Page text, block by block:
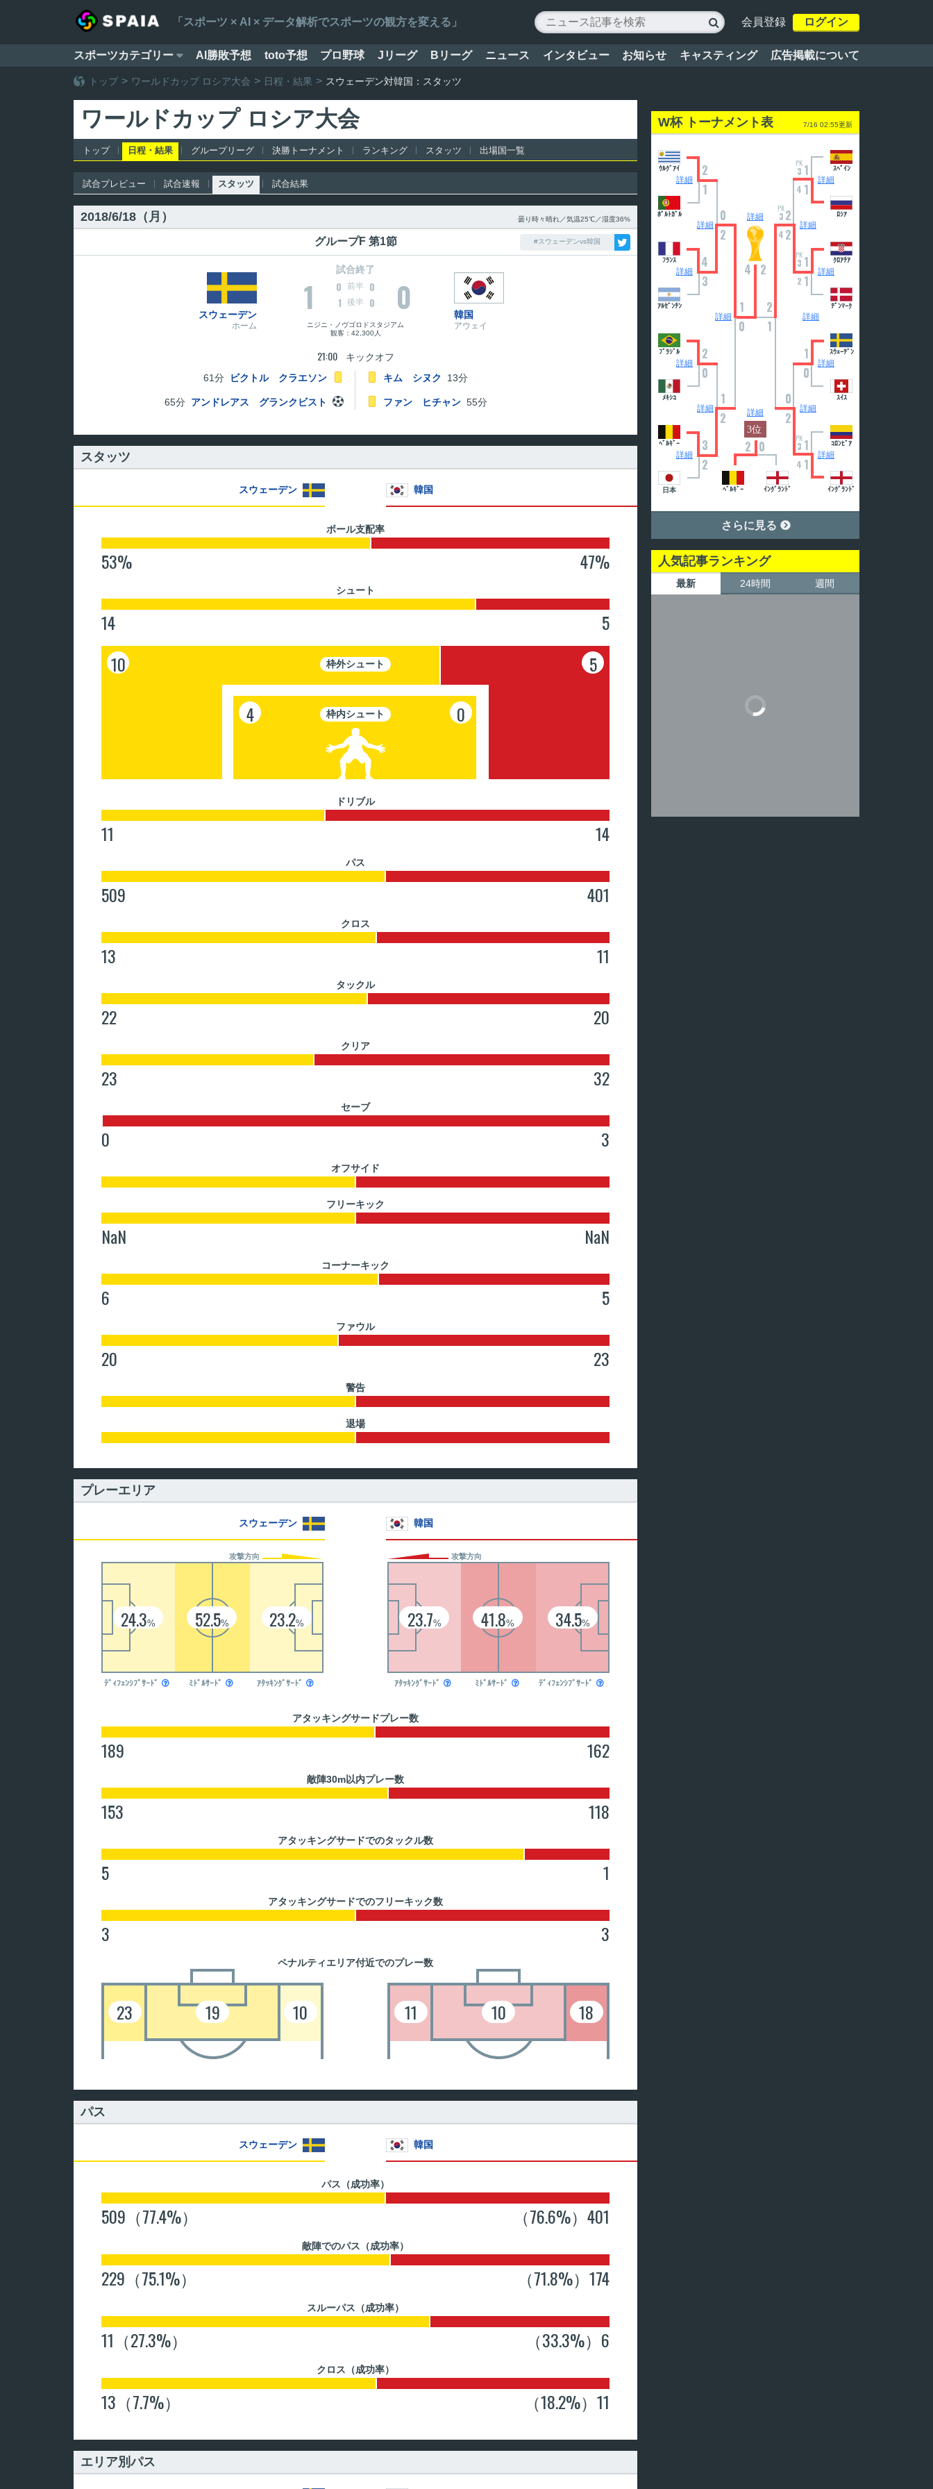
「スポーツ × AI × データ解析でスポーツの観方を変える」  会員登録 ログイン
スポーツカテゴリー  AI勝敗予想 toto予想 プロ野球 Jリーグ Bリーグ ニュース インタビュー お知らせ キャスティング 広告掲載について
トップ ワールドカップ ロシア大会 日程・結果 スウェーデン対韓国：スタッツ
ワールドカップ ロシア大会
トップ 日程・結果 グループリーグ 決勝トーナメント ランキング スタッツ 出場国一覧
試合プレビュー 試合速報 スタッツ 試合結果
2018/6/18（月） 曇り時々晴れ／気温25℃／湿度36%
グループF 第1節 #スウェーデンvs韓国
スウェーデン
ホーム
試合終了
1 0
0 前半
0
1
後半 0
ニジニ・ノヴゴロドスタジアム
観客：42,300人
韓国
アウェイ
21:00
キックオフ
61分
ビクトル クラエソン
65分 アンドレアス グランクビスト
13分
キム シヌク
55分
ファン ヒチャン
スタッツ
スウェーデン 韓国
ボール支配率
53% 47%
シュート
14 5
枠外シュート
10 5
枠内シュート
4 0
ドリブル
11 14
パス
509 401
クロス
13 11
タックル
22 20
クリア
23 32
セーブ
0 3
オフサイド
フリーキック
NaN NaN
コーナーキック
6 5
ファウル
20 23
警告
退場
プレーエリア
スウェーデン 韓国
攻撃方向
ﾃﾞｨﾌｪﾝｼﾌﾞｻｰﾄﾞ 
24.3%
ﾐﾄﾞﾙｻｰﾄﾞ 
52.5%
ｱﾀｯｷﾝｸﾞｻｰﾄﾞ 
23.2%
攻撃方向
ﾃﾞｨﾌｪﾝｼﾌﾞｻｰﾄﾞ 
34.5%
ﾐﾄﾞﾙｻｰﾄﾞ 
41.8%
ｱﾀｯｷﾝｸﾞｻｰﾄﾞ 
23.7%
アタッキングサードプレー数
189 162
敵陣30m以内プレー数
153 118
アタッキングサードでのタックル数
5 1
アタッキングサードでのフリーキック数
3 3
ペナルティエリア付近でのプレー数
23 19 10 11 10 18
パス
スウェーデン 韓国
パス（成功率）
509（77.4%） （76.6%）401
敵陣でのパス（成功率）
229（75.1%） （71.8%）174
スルーパス（成功率）
11（27.3%） （33.3%）6
クロス（成功率）
13（7.7%） （18.2%）11
エリア別パス
W杯 トーナメント表 7/16 02:55更新
詳細
4 2
詳細
1
0
詳細
2
1
詳細
0
2
詳細
1
2
詳細
PK
3
4
2
2
詳細
0
2
詳細
2
1
詳細
4
3
詳細
2
0
詳細
3
2
詳細
PK
3
4
1
1
詳細
PK
3
2
1
1
詳細
1
0
詳細
PK
3
4
1
1
詳細
2 0
ｳﾙｸﾞｱｲ
ﾎﾟﾙﾄｶﾞﾙ
ﾌﾗﾝｽ
ｱﾙｾﾞﾝﾁﾝ
ﾌﾞﾗｼﾞﾙ
ﾒｷｼｺ
ﾍﾞﾙｷﾞｰ
日本
ｽﾍﾟｲﾝ
ﾛｼｱ
ｸﾛｱﾁｱ
ﾃﾞﾝﾏｰｸ
ｽｳｪｰﾃﾞﾝ
ｽｲｽ
ｺﾛﾝﾋﾞｱ
ｲﾝｸﾞﾗﾝﾄﾞ
ﾍﾞﾙｷﾞｰ ｲﾝｸﾞﾗﾝﾄﾞ
さらに見る 
人気記事ランキング
最新 24時間 週間